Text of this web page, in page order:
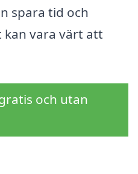
spara tid och
kan vara värt att
och utan